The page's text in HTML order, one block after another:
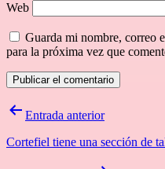
Web
Guarda mi nombre, correo
para la próxima vez que
Navegación
entradas
Entrada anterior
Cortefiel tiene una sección de